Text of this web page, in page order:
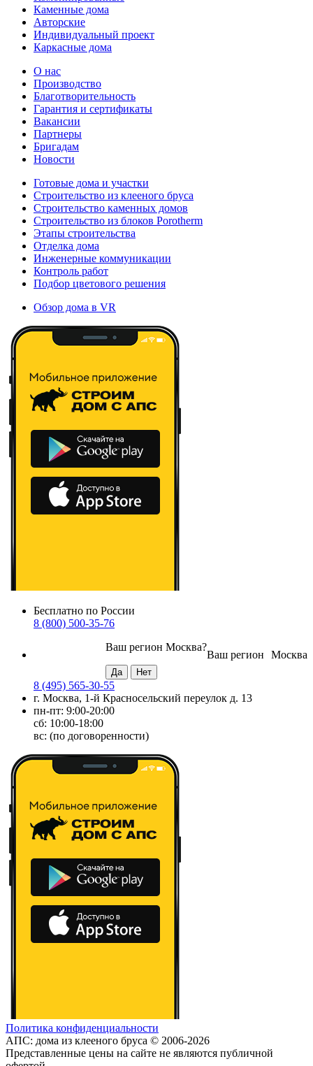
Каменные дома
Авторские
Индивидуальный проект
Каркасные дома
О нас
Производство
Благотворительность
Гарантия и сертификаты
Вакансии
Партнеры
Бригадам
Новости
Готовые дома и участки
Строительство из клееного бруса
Строительство каменных домов
Строительство из блоков Porotherm
Этапы строительства
Отделка дома
Инженерные коммуникации
Контроль работ
Подбор цветового решения
Обзор дома в VR
Бесплатно по России
8 (800) 500-35-76
Москва
Ваш регион
Ваш регион Москва?
8 (495) 565-30-55
г. Москва, 1-й Красносельский переулок д. 13
пн-пт: 9:00-20:00
сб: 10:00-18:00
вс: (по договоренности)
Политика конфиденциальности
АПС: дома из клееного бруса © 2006-2026
Представленные цены на сайте не являются публичной